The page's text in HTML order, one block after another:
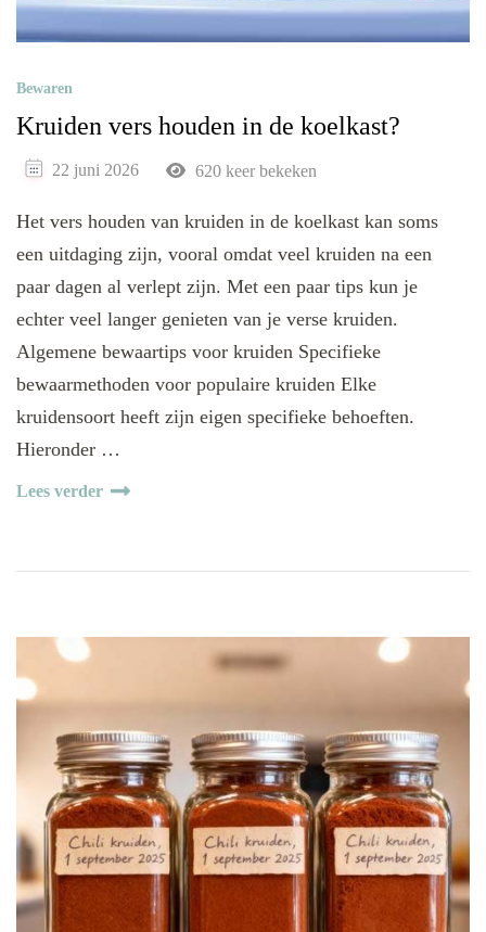
Bewaren
Kruiden vers houden in de koelkast?
22 juni 2026 620 keer bekeken
Het vers houden van kruiden in de koelkast kan soms
een uitdaging zijn, vooral omdat veel kruiden na een
paar dagen al verlept zijn. Met een paar tips kun je
echter veel langer genieten van je verse kruiden.
Algemene bewaartips voor kruiden Specifieke
bewaarmethoden voor populaire kruiden Elke
kruidensoort heeft zijn eigen specifieke behoeften.
Hieronder …
Lees verder